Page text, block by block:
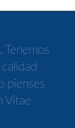
pienses
Vitae